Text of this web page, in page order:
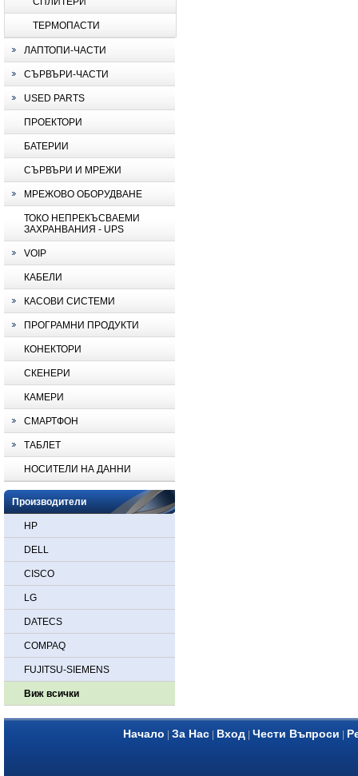
ТЕРМОПАСТИ
ЛАПТОПИ-ЧАСТИ
СЪРВЪРИ-ЧАСТИ
USED PARTS
ПРОЕКТОРИ
БАТЕРИИ
СЪРВЪРИ И МРЕЖИ
МРЕЖОВО ОБОРУДВАНЕ
ТОКО НЕПРЕКЪСВАЕМИ
ЗАХРАНВАНИЯ - UPS
VOIP
КАБЕЛИ
КАСОВИ СИСТЕМИ
ПРОГРАМНИ ПРОДУКТИ
КОНЕКТОРИ
СКЕНЕРИ
КАМЕРИ
СМАРТФОН
ТАБЛЕТ
НОСИТЕЛИ НА ДАННИ
Производители
HP
DELL
CISCO
LG
DATECS
COMPAQ
FUJITSU-SIEMENS
Виж всички
Начало За Нас Вход Чести Въпроси